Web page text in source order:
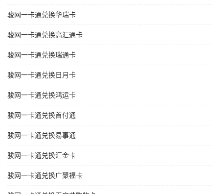
骏网一卡通兑换华瑞卡
骏网一卡通兑换高汇通卡
骏网一卡通兑换瑞通卡
骏网一卡通兑换日月卡
骏网一卡通兑换鸿运卡
骏网一卡通兑换首付通
骏网一卡通兑换易事通
骏网一卡通兑换汇金卡
骏网一卡通兑换广聚福卡